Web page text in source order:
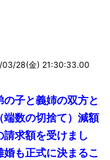
28(金) 21:30:33.00
子と義姉の双方と
数の切捨て）減額
請求額を受けまし
も正式に決まるこ